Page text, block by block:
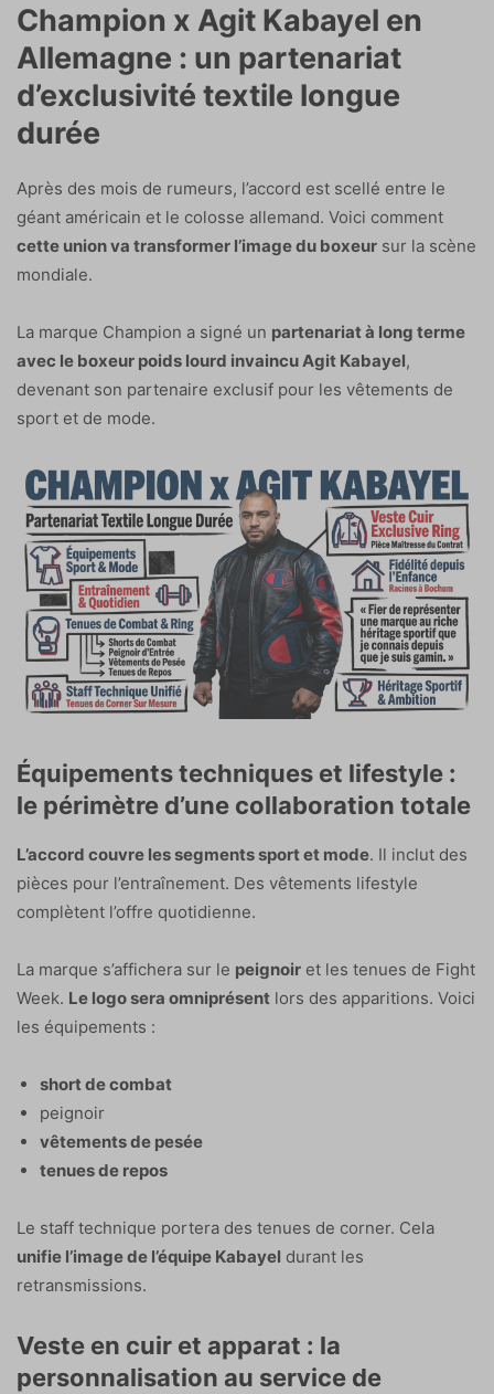
Champion x Agit Kabayel en
Allemagne : un partenariat
d’exclusivité textile longue
durée
Après des mois de rumeurs, l’accord est scellé entre le
géant américain et le colosse allemand. Voici comment
cette union va transformer l’image du boxeur sur la scène
mondiale.
La marque Champion a signé un partenariat à long terme
avec le boxeur poids lourd invaincu Agit Kabayel,
devenant son partenaire exclusif pour les vêtements de
sport et de mode.
Équipements techniques et lifestyle :
le périmètre d’une collaboration totale
L’accord couvre les segments sport et mode. Il inclut des
pièces pour l’entraînement. Des vêtements lifestyle
complètent l’offre quotidienne.
La marque s’affichera sur le peignoir et les tenues de Fight
Week. Le logo sera omniprésent lors des apparitions. Voici
les équipements :
short de combat
peignoir
vêtements de pesée
tenues de repos
Le staff technique portera des tenues de corner. Cela
unifie l’image de l’équipe Kabayel durant les
retransmissions.
Veste en cuir et apparat : la
personnalisation au service de